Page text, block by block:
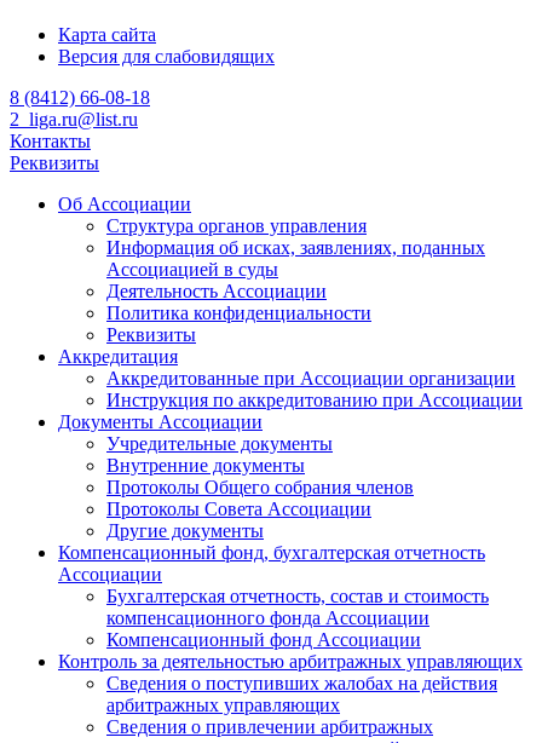
Карта сайта
Версия для слабовидящих
8 (8412) 66-08-18
2_liga.ru@list.ru
Контакты
Реквизиты
Об Ассоциации
Структура органов управления
Информация об исках, заявлениях, поданных
Ассоциацией в суды
Деятельность Ассоциации
Политика конфиденциальности
Реквизиты
Аккредитация
Аккредитованные при Ассоциации организации
Инструкция по аккредитованию при Ассоциации
Документы Ассоциации
Учредительные документы
Внутренние документы
Протоколы Общего собрания членов
Протоколы Совета Ассоциации
Другие документы
Компенсационный фонд, бухгалтерская отчетность
Ассоциации
Бухгалтерская отчетность, состав и стоимость
компенсационного фонда Ассоциации
Компенсационный фонд Ассоциации
Контроль за деятельностью арбитражных управляющих
Сведения о поступивших жалобах на действия
арбитражных управляющих
Сведения о привлечении арбитражных